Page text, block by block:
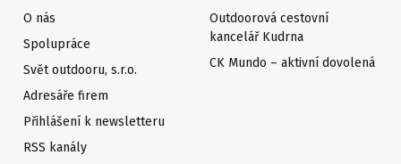
O nás
Spolupráce
Svět outdooru, s.r.o.
Adresáře firem
Přihlášení k newsletteru
Outdoorová cestovní
kancelář Kudrna
CK Mundo – aktivní dovolená
RSS kanály